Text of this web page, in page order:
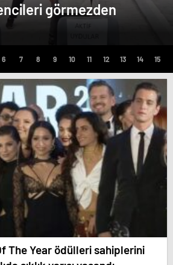
görmezden
The Year ödülleri sahiplerini